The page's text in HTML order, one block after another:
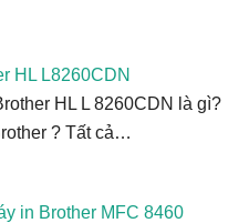
HL L8260CDN
HL L 8260CDN là gì?
? Tất cả…
in Brother MFC 8460